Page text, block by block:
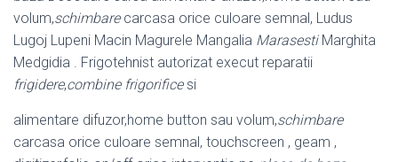
volum,schimbarecarcasa orice culoare semnal, Ludus
Lugoj Lupeni Macin Magurele Mangalia MarasestiMarghita
Medgidia . Frigotehnist autorizat execut reparatii
frigidere,combine frigorificesi
alimentare difuzor,home button sau volum,schimbare
carcasa orice culoare semnal, touchscreen , geam ,